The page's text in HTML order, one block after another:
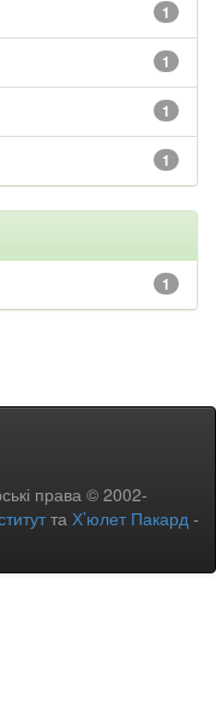
1
1
1
1
1
права © 2002-
та Х’юлет Пакард -